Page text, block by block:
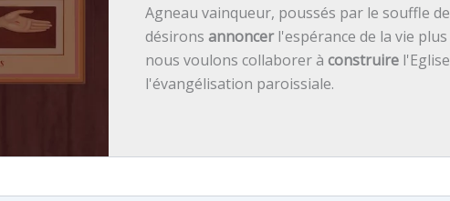
Agneau vainqueur, poussés par le souffle
désirons annoncerl'espérance de la vie
nous voulons collaborer à construire
l'évangélisation paroissiale.